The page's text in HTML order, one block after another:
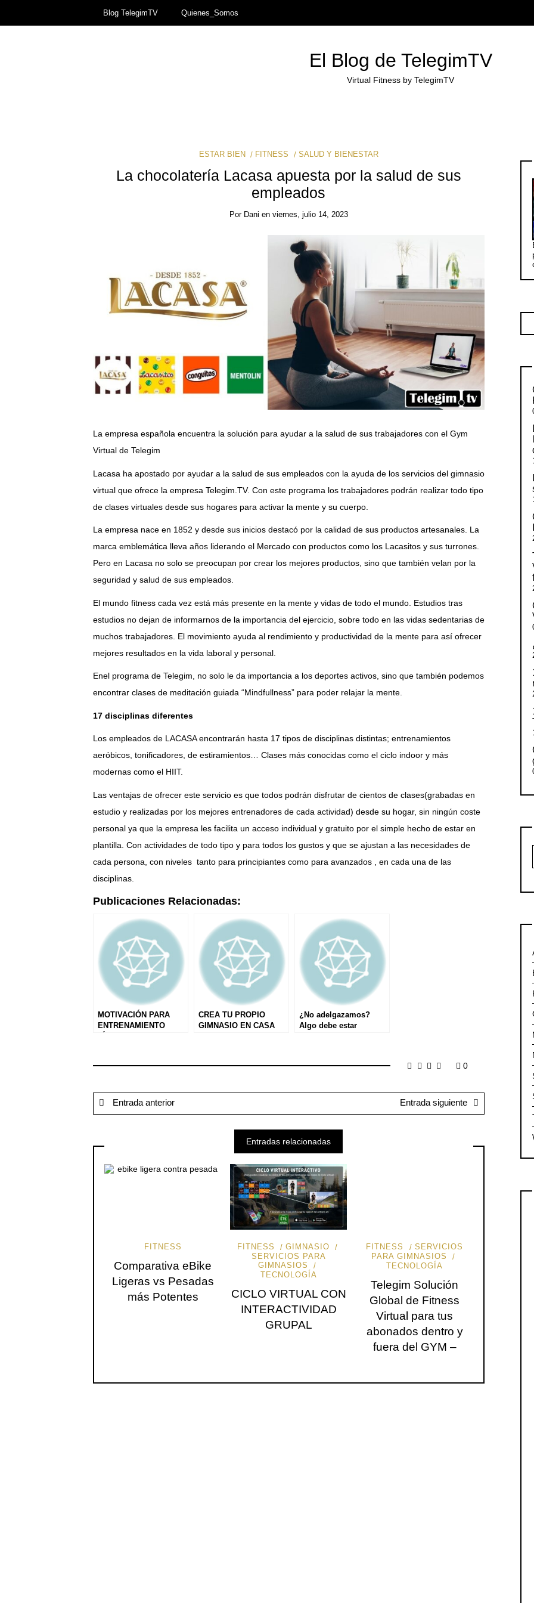
Blog TelegimTV Quienes_Somos
El Blog de TelegimTV
Virtual Fitness by TelegimTV
ESTAR BIEN FITNESS SALUD Y BIENESTAR
La chocolatería Lacasa apuesta por la salud de sus
empleados
Por Dani en viernes, julio 14, 2023
La empresa española encuentra la solución para ayudar a la salud de sus trabajadores con el Gym
Virtual de Telegim
Lacasa ha apostado por ayudar a la salud de sus empleados con la ayuda de los servicios del gimnasio
virtual que ofrece la empresa Telegim.TV. Con este programa los trabajadores podrán realizar todo tipo
de clases virtuales desde sus hogares para activar la mente y su cuerpo.
La empresa nace en 1852 y desde sus inicios destacó por la calidad de sus productos artesanales. La
marca emblemática lleva años liderando el Mercado con productos como los Lacasitos y sus turrones.
Pero en Lacasa no solo se preocupan por crear los mejores productos, sino que también velan por la
seguridad y salud de sus empleados.
El mundo fitness cada vez está más presente en la mente y vidas de todo el mundo. Estudios tras
estudios no dejan de informarnos de la importancia del ejercicio, sobre todo en las vidas sedentarias de
muchos trabajadores. El movimiento ayuda al rendimiento y productividad de la mente para así ofrecer
mejores resultados en la vida laboral y personal.
Enel programa de Telegim, no solo le da importancia a los deportes activos, sino que también podemos
encontrar clases de meditación guiada “Mindfullness” para poder relajar la mente.
17 disciplinas diferentes
Los empleados de LACASA encontrarán hasta 17 tipos de disciplinas distintas; entrenamientos
aeróbicos, tonificadores, de estiramientos… Clases más conocidas como el ciclo indoor y más
modernas como el HIIT.
Las ventajas de ofrecer este servicio es que todos podrán disfrutar de cientos de clases(grabadas en
estudio y realizadas por los mejores entrenadores de cada actividad) desde su hogar, sin ningún coste
personal ya que la empresa les facilita un acceso individual y gratuito por el simple hecho de estar en
plantilla. Con actividades de todo tipo y para todos los gustos y que se ajustan a las necesidades de
cada persona, con niveles tanto para principiantes como para avanzados , en cada una de las
disciplinas.
Publicaciones Relacionadas:
MOTIVACIÓN PARA
ENTRENAMIENTO
CREA TU PROPIO
GIMNASIO EN CASA
¿No adelgazamos?
Algo debe estar
0
Entrada anterior Entrada siguiente
Entradas relacionadas
FITNESS
Comparativa eBike
Ligeras vs Pesadas
más Potentes
FITNESS
GIMNASIO
SERVICIOS PARA
GIMNASIOS
TECNOLOGÍA
CICLO VIRTUAL CON
INTERACTIVIDAD
GRUPAL
FITNESS
SERVICIOS
PARA GIMNASIOS
TECNOLOGÍA
Telegim Solución
Global de Fitness
Virtual para tus
abonados dentro y
fuera del GYM –